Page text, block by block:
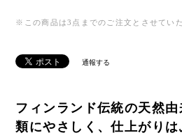
※この商品は3点までのご注文とさせてい
通報する
フィンランド伝統の天然
類にやさしく、仕上がりは